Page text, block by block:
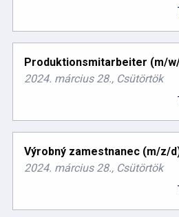
Produktionsmitarbeiter (m/
2024. március 28., Csütörtök
Výrobný zamestnanec (m/z/
2024. március 28., Csütörtök